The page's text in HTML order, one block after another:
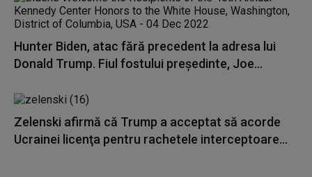
Hunter Biden, atac fără precedent la adresa lui
Donald Trump. Fiul fostului președinte, Joe...
Zelenski afirmă că Trump a acceptat să acorde
Ucrainei licenţa pentru rachetele interceptoare...